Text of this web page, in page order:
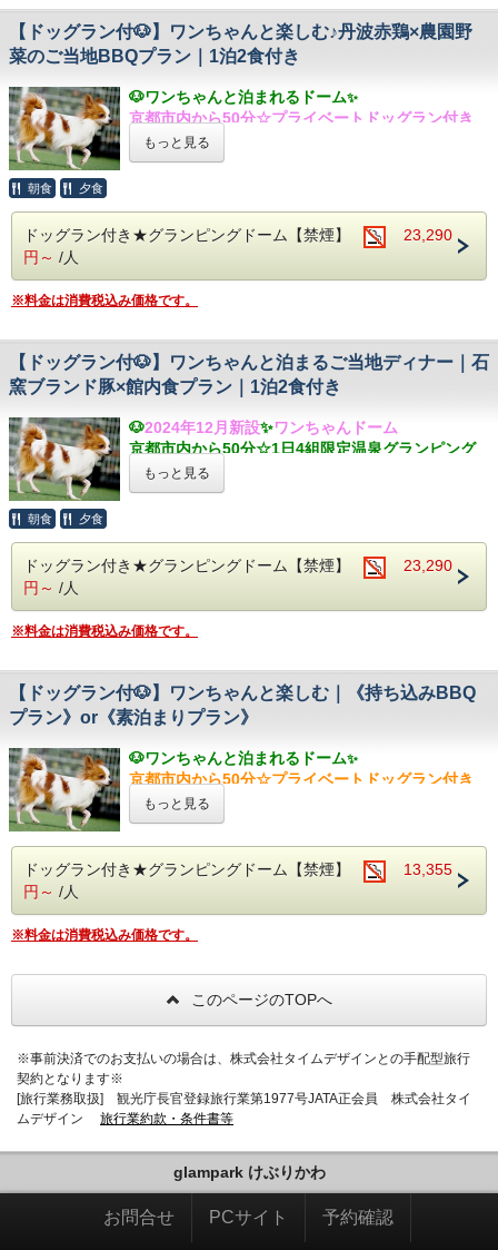
る澄んだ空気と四季折々の自然の景観を感じながら
さらりとした湯ざわりをお楽しみください。
お問合せやよくある質問は公式LINE
⇒@glampark
はトイレが併設！
【 温泉 】
と除災除厄の湯と呼ばれ桜石の霊力によって封じら
れた「鬼の涙」が湧き出したものが、湯の花温泉で
あるという伝承が今に残っています。また、遥か戦
国時代に武士が刀傷を癒すために当時に訪れたとい
る澄んだ空気と四季折々の自然の景観を感じながら
さらりとした湯ざわりをお楽しみください。
お問合せやよくある質問は公式LINEから追加！
⇒@glampark
※他のお客様の使用状況によってはご使用いただけ
ない場合もございますため、予めご了承ください。
※使用後必ずフロントのスタッフまでお返しくださ
ーーーーーーーーーーーーーーーーーーーーーーー
ーーーーー
【 オールインクルーシブ 】
烟河自慢のオールインクルーシブサービス「まるご
が無料でお楽しみいただけます。
※こちらのプランにはお食事はついておりません。
れておりますので、
ご自由にご利用いただけます。
択の方に限り
◆トング、カトラリー、お皿、コップ、包丁、まな
板、食器洗剤は貸出がございます。
お鍋、フライパン、そ
料はご自身でご用意ください。
◆食材・飲料の持ち込みは自由です。
※コンロ、その他の火器類の持ち込みはご遠慮いた
【 グランピングドーム 】
圧巻の広さ！6mグランピングドーム！室内はエア
はトイレが併設！
【 周辺観光 】
・嵯峨野トロッコ列車
ＪＲ山陰線の複線化によって使われなくなった線路
の観光利用を目的として、平成３年に第１号車が出
発。この保津川渓谷沿いのルートは、渓流や奇岩な
ど自然の創りだす素晴らしい景観を、車窓から楽し
める路線として知る人ぞ知る名所です!
・保津川下り
約 2 時間で下るスリル満点の舟下りです！
・渡月橋
イトアップがされ幻想的な渡月橋 をみることがで
きます♪
２時にはえんむすびまつりもあります！
「湯の花温泉」の歴史は深く、古来より万病の治癒
と除災除厄の湯と呼ばれ桜石の霊力によって封じら
れた「鬼の涙」が湧き出したものが、湯の花温泉で
国時代に武士が刀傷を癒すために当時に訪れたとい
う伝説も残っており、丸山応挙や明智光秀などの偉
人ゆかりの地としても有名です。山峡のいで湯を彩
る澄んだ空気と四季折々の自然の景観を感じながら
【ドッグラン付🐶】ワンちゃんと楽しむ♪丹波赤鶏×農園野
菜のご当地BBQプラン｜1泊2食付き
🐶ワンちゃんと泊まれるドーム✨
京都市内から50分☆プライベートドッグラン付き
1棟組限定♨温泉グランピング
湯の花温泉と自然の中でアウトドアを楽しむ
【 オールインクルーシブ 】
ムドリンク、けぶりかわバーなどうれしいサービス
【 お食事 】
京都亀岡の大自然の中お楽しみ頂くこだわりの食事
glamparkけぶりかわを存分に満喫されたい方にお
すすめのプランです！
＝注意事項＝
※飲み物はご持参いただくか、館内自販機をご利用
※安全面上、お客様ご自身での火気持ち込みは厳禁
とさせていただきます。
※BBQコンロの使用時間は17：00-20：45とさせて
※BBQをドーム内で召し上がるのはご遠慮くださ
※冬場のBBQスペースは大変寒くなっております。
防寒対策をしっかりとご準備の上お越しください。
【 温泉 】
「湯の花温泉」の歴史は深く、古来より万病の治癒
と除災除厄の湯と呼ばれ桜石の霊力によって封じら
れた「鬼の涙」が湧き出したものが、湯の花温泉で
あるという伝承が今に残っています。また、遥か戦
う伝説も残っており、丸山応挙や明智光秀などの偉
人ゆかりの地としても有名です。山峡のいで湯を彩
⇒@glampark
ご予約前に必ず愛犬同伴宿泊滞在同意書（ご紹介写
真内にございます）をご確認くださいませ。
◆ワンちゃんは素泊まりとなりますのでご飯はご持
参ください。
◆お部屋内で、粗相があった場合は別途料金を頂き
もっと見る
朝食 夕食
ドッグラン付き★グランピングドーム【禁煙】
23,290
円～ /人
※料金は消費税込み価格です。
【ドッグラン付🐶】ワンちゃんと泊まるご当地ディナー｜石
窯ブランド豚×館内食プラン｜1泊2食付き
🐶2024年12月新設✨ワンちゃんドーム
京都市内から50分☆1日4組限定温泉グランピング
湯の花温泉と自然の中でアウトドアを楽しむ
石窯調理のブランド豚など地元食材が魅力の館内食
【 オールインクルーシブ 】
烟河自慢のオールインクルーシブサービス「まるご
が無料でお楽しみいただけます。
ツから白梅ワイン、地酒などなど約30種類のお飲み
物が無料で飲み放題！ソフトドリンクも含めご自由
に利用いただけます♪
【 グランピングドーム 】
圧巻の広さ！6mグランピングドーム！室内はエア
コン完備でオールシーズン快適◎
ガーデンテラスもお使いいただけます♪ドーム横に
はトイレが併設！
「湯の花温泉」の歴史は深く、古来より万病の治癒
と除災除厄の湯と呼ばれ桜石の霊力によって封じら
あるという伝承が今に残っています。また、遥か戦
国時代に武士が刀傷を癒すために当時に訪れたとい
る澄んだ空気と四季折々の自然の景観を感じながら
お問合せやよくある質問は公式LINE
ご予約前に必ず愛犬同伴宿泊滞在同意書（ご紹介写
真内にございます）をご確認くださいませ。
【 ペット宿泊のご案内 】
もっと見る
朝食 夕食
ドッグラン付き★グランピングドーム【禁煙】
23,290
円～ /人
※料金は消費税込み価格です。
【ドッグラン付🐶】ワンちゃんと楽しむ｜《持ち込みBBQ
プラン》or《素泊まりプラン》
🐶ワンちゃんと泊まれるドーム✨
京都市内から50分☆プライベートドッグラン付き
1棟組限定♨温泉グランピング
湯の花温泉と自然の中でアウトドアを楽しむプラン
コンロ付き専用BBQスペース完備◎
食材も調理方法も自由なBBQをお楽しみください♪
れておりますので、
ご自由にご利用いただけます。
◆トング、カトラリー、お皿、コップ、包丁、まな
板、食器洗剤は貸出がございます。
◆お鍋、フライパン、そ
の他の調理器具および調味
◆食材・飲料の持ち込みは自由です。
※コンロ、その他の火器類の持ち込みはご遠慮いた
【 オールインクルーシブ 】
烟河自慢のオールインクルーシブサービス「まるご
とおもてなし」。選べる浴衣のご用意や、ウェルカ
もっと見る
ドッグラン付き★グランピングドーム【禁煙】
13,355
円～ /人
※料金は消費税込み価格です。
このページのTOPへ
※事前決済でのお支払いの場合は、株式会社タイムデザインとの手配型旅行
契約となります※
[旅行業務取扱] 観光庁長官登録旅行業第1977号JATA正会員 株式会社タイ
ムデザイン 旅行業約款・条件書等
glampark けぶりかわ
お問合せ PCサイト 予約確認